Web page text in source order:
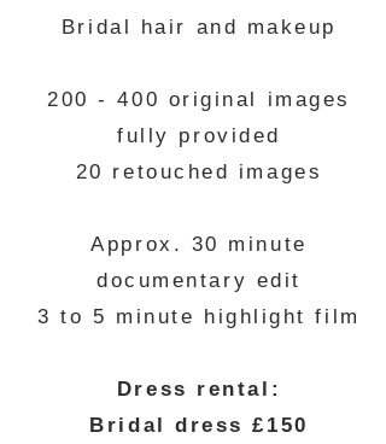
Bridal hair and makeup
200 - 400 original images
fully provided
20 retouched images
Approx. 30 minute
documentary edit
3 to 5 minute highlight film
Dress rental:
Bridal dress £150